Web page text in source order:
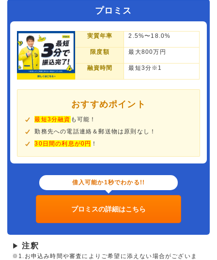
プロミス
実質年率 2.5%〜18.0%
限度額 最大800万円
融資時間 最短3分※1
おすすめポイント
最短3分融資 も可能！
勤務先への電話連絡＆郵送物は原則なし！
30日間の利息が0円 ！
借入可能か1秒でわかる!!
プロミスの詳細はこちら
▶ 注釈
※1.お申込み時間や審査によりご希望に添えない場合がございま